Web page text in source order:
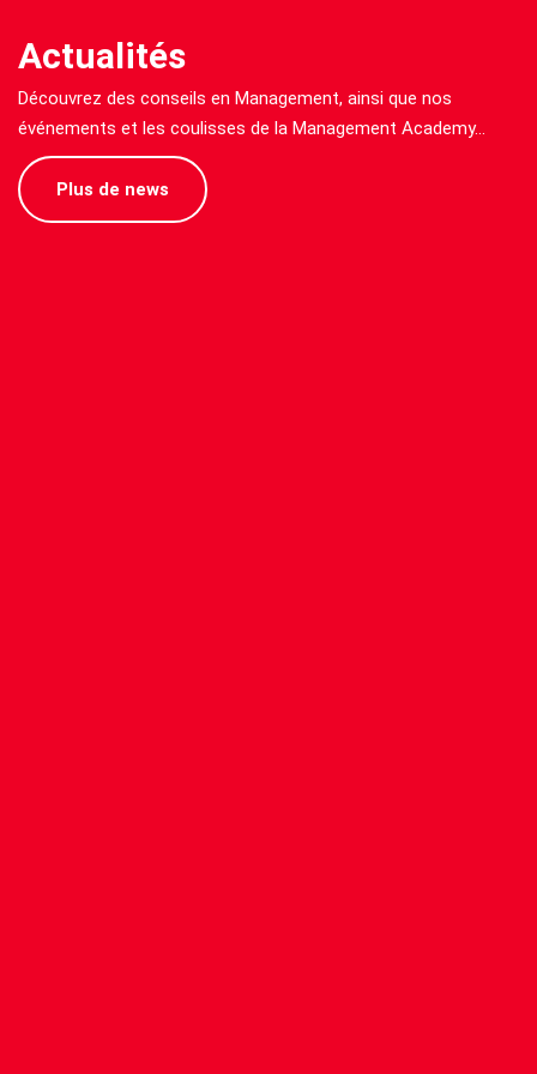
Actualités
Découvrez des conseils en Management, ainsi que nos
événements et les coulisses de la Management Academy…
Plus de news